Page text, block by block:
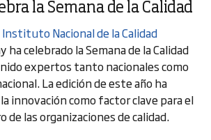
la Semana de la Calidad
Instituto Nacional de la Calidad
ha celebrado la Semana de la Calidad
expertos tanto nacionales como
La edición de este año ha
innovación como factor clave para el
las organizaciones de calidad.